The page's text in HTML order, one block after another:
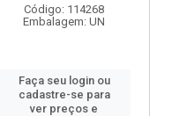
Código: 114268
Embalagem: UN
Faça seu login ou
cadastre-se para
ver preços e